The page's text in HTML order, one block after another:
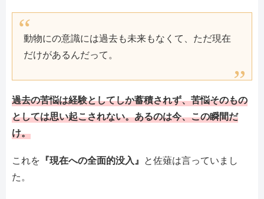
動物にの意識には過去も未来もなくて、ただ現在
だけがあるんだって。
過去の苦悩は経験としてしか蓄積されず、苦悩そのもの
としては思い起こされない。あるのは今、この瞬間だ
け。
これを 『現在への全面的没入』 と佐薙は言っていまし
た。